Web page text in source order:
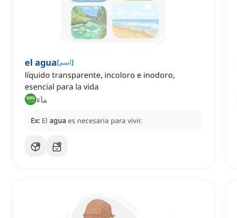
el agua[اسم]
líquido transparente, incoloro e inodoro,
esencial para la vida
ماء
Ex: El agua es necesaria para vivir.